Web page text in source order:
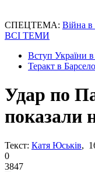
СПЕЦТЕМА: Війна в
ВСІ ТЕМИ
Вступ України
Теракт в
Удар по
показали
Текст: Катя Юськів,
0
3847